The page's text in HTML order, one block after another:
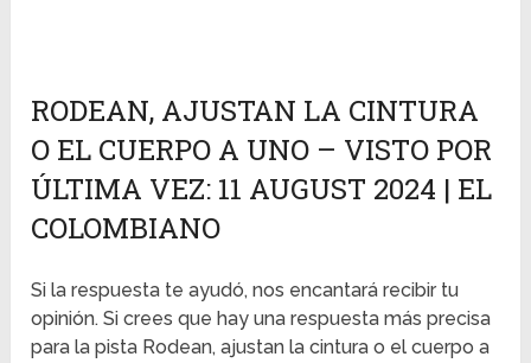
RODEAN, AJUSTAN LA CINTURA
O EL CUERPO A UNO – VISTO POR
ÚLTIMA VEZ: 11 AUGUST 2024 | EL
COLOMBIANO
Si la respuesta te ayudó, nos encantará recibir tu
opinión. Si crees que hay una respuesta más precisa
para la pista Rodean, ajustan la cintura o el cuerpo a